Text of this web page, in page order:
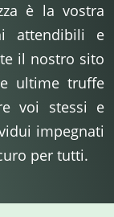
è la vostra
attendibili e
il nostro sito
ultime truffe
voi stessi e
impegnati
per tutti.